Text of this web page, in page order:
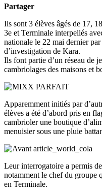
Partager
Ils sont 3 élèves âgés de 17,
3e et Terminale interpellés
nationale le 22 mai dernier
d’investigation de Kara.
Ils font partie d’un réseau de
cambriolages des maisons et
Apparemment initiés par
élèves a été d’abord pris en
cambrioler une boutique
menuisier sous une pluie
Leur interrogatoire a permis
notamment le chef du groupe
en Terminale.